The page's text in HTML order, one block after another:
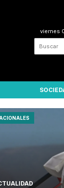
viernes